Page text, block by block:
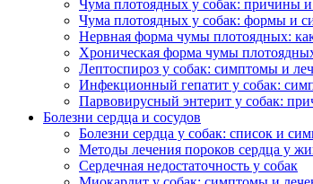
Чума плотоядных у собак: причины
Чума плотоядных у собак: формы и
Нервная форма чумы плотоядных:
Хроническая форма чумы
Лептоспироз у собак: симптомы и
Инфекционный гепатит у собак:
Парвовирусный энтерит у собак:
Болезни сердца и сосудов
Болезни сердца у собак: список и
Методы лечения пороков сердца у
Сердечная недостаточность у собак